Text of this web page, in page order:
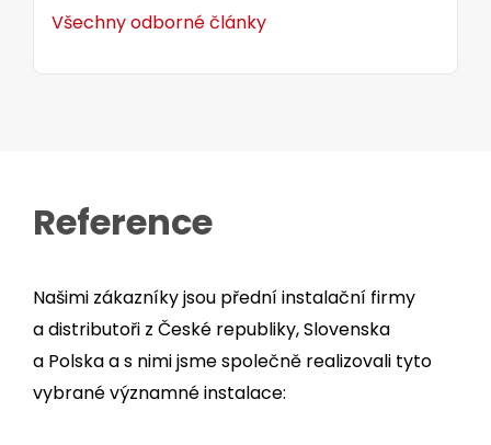
Všechny odborné články
Reference
Našimi zákazníky jsou přední instalační firmy
a distributoři z České republiky, Slovenska
a Polska a s nimi jsme společně realizovali tyto
vybrané významné instalace: